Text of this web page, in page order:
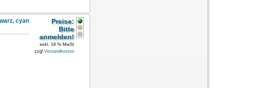
cyan
Preise:
Bitte
anmelden!
exkl. 19 % MwSt
zzgl.Versandkosten